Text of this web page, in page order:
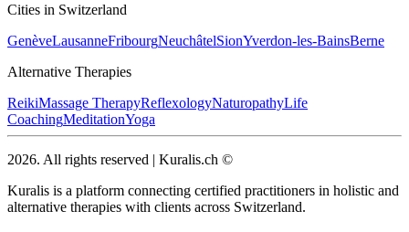
Cities in Switzerland
GenèveLausanneFribourgNeuchâtelSionYverdon-les-BainsBerne
Alternative Therapies
ReikiMassage TherapyReflexologyNaturopathyLife
CoachingMeditationYoga
2026. All rights reserved | Kuralis.ch ©
Kuralis is a platform connecting certified practitioners in holistic and
alternative therapies with clients across Switzerland.